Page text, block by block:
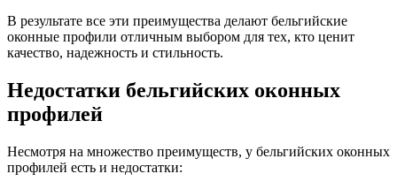
В результате все эти преимущества делают бельгийские
оконные профили отличным выбором для тех, кто ценит
качество, надежность и стильность.
Недостатки бельгийских оконных
профилей
Несмотря на множество преимуществ, у бельгийских оконных
профилей есть и недостатки: